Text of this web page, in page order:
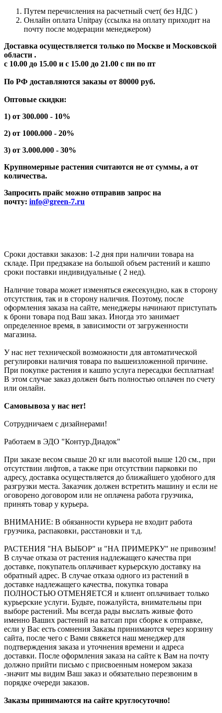
Путем перечисления на расчетный счет( без НДС )
Онлайн оплата Unitpay (ссылка на оплату приходит на
почту после модерации менеджером)
Доставка осуществляется только по Москве и Московской
области .
с 10.00 до 15.00 и с 15.00 до 21.00 с пн по пт
По РФ доставляются заказы от 80000 руб.
Оптовые скидки:
1) от 300.000 - 10%
2) от 1000.000 - 20%
3) от 3.000.000 - 30%
Крупномерные растения считаются не от суммы, а от
количества.
Запросить прайс можно отправив запрос на
почту: info@green-7.ru
Сроки доставки заказов: 1-2 дня при наличии товара на
складе. При предзаказе на большой объем растений и кашпо
сроки поставки индивидуальные ( 2 нед).
Наличие товара может изменяться ежесекундно, как в сторону
отсутствия, так и в сторону наличия. Поэтому, после
оформления заказа на сайте, менеджеры начинают приступать
к брони товара под Ваш заказ. Иногда это занимает
определенное время, в зависимости от загруженности
магазина.
У нас нет технической возможности для автоматической
регулировки наличия товара по вышеизложенной причине.
При покупке растения и кашпо услуга пересадки бесплатная!
В этом случае заказ должен быть полностью оплачен по счету
или онлайн.
Самовывоза у нас нет!
Сотрудничаем с дизайнерами!
Работаем в ЭДО "Контур.Диадок"
При заказе весом свыше 20 кг или высотой выше 120 см., при
отсутствии лифтов, а также при отсутствии парковки по
адресу, доставка осуществляется до ближайшего удобного для
разгрузки места. Заказчик должен встретить машину и если не
оговорено договором или не оплачена работа грузчика,
принять товар у курьера.
ВНИМАНИЕ: В обязанности курьера не входит работа
грузчика, распаковки, расстановки и т.д.
РАСТЕНИЯ "НА ВЫБОР" и "НА ПРИМЕРКУ" не привозим!
В случае отказа от растения надлежащего качества при
доставке, покупатель оплачивает курьерскую доставку на
обратный адрес. В случае отказа одного из растений в
доставке надлежащего качества, покупка товара
ПОЛНОСТЬЮ ОТМЕНЯЕТСЯ и клиент оплачивает только
курьерские услуги. Будьте, пожалуйста, внимательны при
выборе растений. Мы всегда рады выслать живые фото
именно Ваших растений на ватсап при сборке к отправке,
если у Вас есть сомнения Заказы принимаются через корзину
сайта, после чего с Вами свяжется наш менеджер для
подтверждения заказа и уточнения времени и адреса
доставки. После оформления заказа на сайте к Вам на почту
должно прийти письмо с присвоенным номером заказа
-значит мы видим Ваш заказ и обязательно перезвоним в
порядке очереди заказов.
Заказы принимаются на сайте круглосуточно!